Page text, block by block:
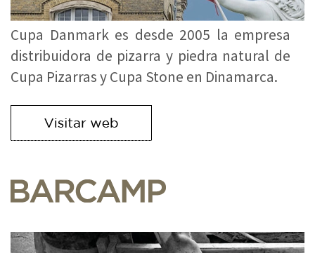
Cupa Danmark es desde 2005 la empresa
distribuidora de pizarra y piedra natural de
Cupa Pizarras y Cupa Stone en Dinamarca.